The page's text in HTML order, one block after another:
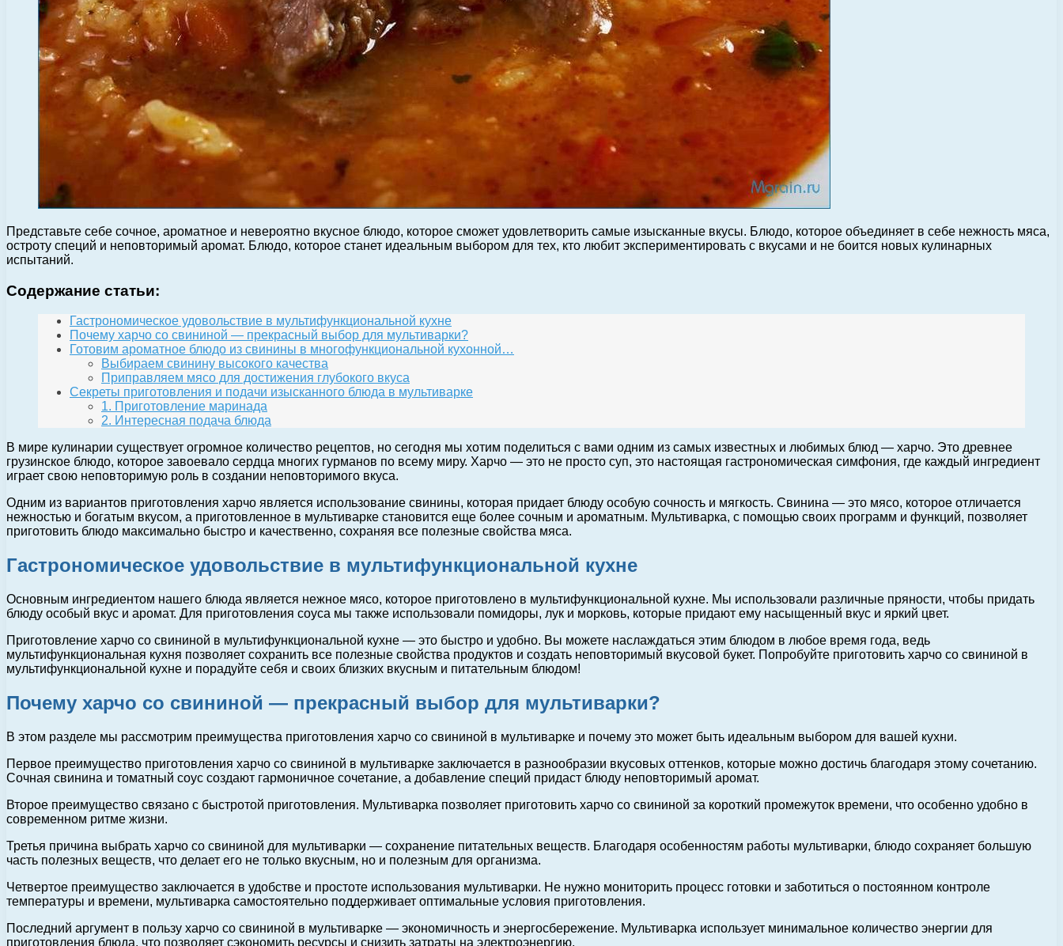
Представьте себе сочное, ароматное и невероятно вкусное блюдо, которое сможет удовлетворить самые изысканные вкусы. Блюдо, которое объединяет в себе нежность мяса,
остроту специй и неповторимый аромат. Блюдо, которое станет идеальным выбором для тех, кто любит экспериментировать с вкусами и не боится новых кулинарных
испытаний.
Содержание статьи:
Гастрономическое удовольствие в мультифункциональной кухне
Почему харчо со свининой — прекрасный выбор для мультиварки?
Готовим ароматное блюдо из свинины в многофункциональной кухонной…
Выбираем свинину высокого качества
Приправляем мясо для достижения глубокого вкуса
Секреты приготовления и подачи изысканного блюда в мультиварке
1. Приготовление маринада
2. Интересная подача блюда
В мире кулинарии существует огромное количество рецептов, но сегодня мы хотим поделиться с вами одним из самых известных и любимых блюд — харчо. Это древнее
грузинское блюдо, которое завоевало сердца многих гурманов по всему миру. Харчо — это не просто суп, это настоящая гастрономическая симфония, где каждый ингредиент
играет свою неповторимую роль в создании неповторимого вкуса.
Одним из вариантов приготовления харчо является использование свинины, которая придает блюду особую сочность и мягкость. Свинина — это мясо, которое отличается
нежностью и богатым вкусом, а приготовленное в мультиварке становится еще более сочным и ароматным. Мультиварка, с помощью своих программ и функций, позволяет
приготовить блюдо максимально быстро и качественно, сохраняя все полезные свойства мяса.
Гастрономическое удовольствие в мультифункциональной кухне
Основным ингредиентом нашего блюда является нежное мясо, которое приготовлено в мультифункциональной кухне. Мы использовали различные пряности, чтобы придать
блюду особый вкус и аромат. Для приготовления соуса мы также использовали помидоры, лук и морковь, которые придают ему насыщенный вкус и яркий цвет.
Приготовление харчо со свининой в мультифункциональной кухне — это быстро и удобно. Вы можете наслаждаться этим блюдом в любое время года, ведь
мультифункциональная кухня позволяет сохранить все полезные свойства продуктов и создать неповторимый вкусовой букет. Попробуйте приготовить харчо со свининой в
мультифункциональной кухне и порадуйте себя и своих близких вкусным и питательным блюдом!
Почему харчо со свининой — прекрасный выбор для мультиварки?
В этом разделе мы рассмотрим преимущества приготовления харчо со свининой в мультиварке и почему это может быть идеальным выбором для вашей кухни.
Первое преимущество приготовления харчо со свининой в мультиварке заключается в разнообразии вкусовых оттенков, которые можно достичь благодаря этому сочетанию.
Сочная свинина и томатный соус создают гармоничное сочетание, а добавление специй придаст блюду неповторимый аромат.
Второе преимущество связано с быстротой приготовления. Мультиварка позволяет приготовить харчо со свининой за короткий промежуток времени, что особенно удобно в
современном ритме жизни.
Третья причина выбрать харчо со свининой для мультиварки — сохранение питательных веществ. Благодаря особенностям работы мультиварки, блюдо сохраняет большую
часть полезных веществ, что делает его не только вкусным, но и полезным для организма.
Четвертое преимущество заключается в удобстве и простоте использования мультиварки. Не нужно мониторить процесс готовки и заботиться о постоянном контроле
температуры и времени, мультиварка самостоятельно поддерживает оптимальные условия приготовления.
Последний аргумент в пользу харчо со свининой в мультиварке — экономичность и энергосбережение. Мультиварка использует минимальное количество энергии для
приготовления блюда, что позволяет сэкономить ресурсы и снизить затраты на электроэнергию.